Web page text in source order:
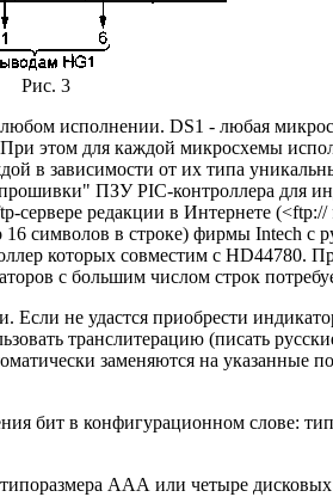
Рис. 3
исполнении. DS1 - любая
этом для каждой микросхемы
в зависимости от их типа
ПЗУ PIC-контроллера для
сервере редакции в Интернете
символов в строке) фирмы Intech с
которых совместим с HD44780.
с большим числом строк
не удастся приобрести
транслитерацию (писать
заменяются на указанные
бит в конфигурационном слове:
ААА или четыре